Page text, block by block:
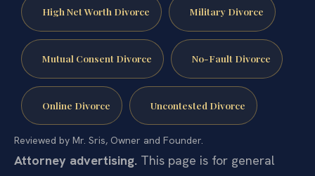
High Net Worth Divorce Military Divorce
Mutual Consent Divorce No-Fault Divorce
Online Divorce Uncontested Divorce
Reviewed by Mr. Sris, Owner and Founder.
Attorney advertising. This page is for general